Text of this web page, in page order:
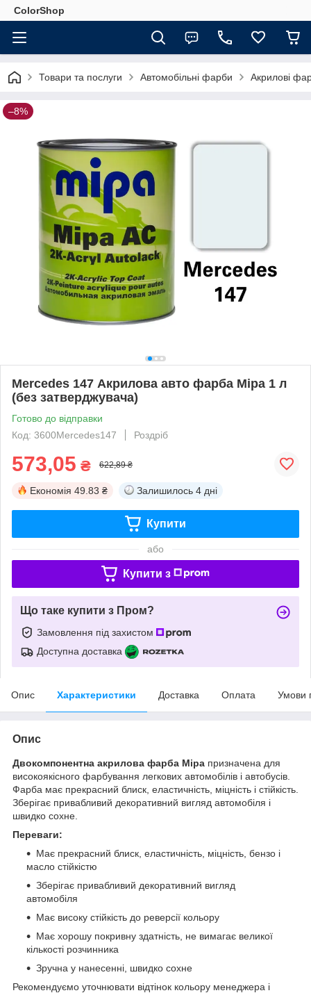
ColorShop
Товари та послуги Автомобільні фарби Акрилові
–8%
Mercedes 147 Акрилова авто фарба Mipa 1 л
(без затверджувача)
Готово до відправки
Код: 3600Mercedes147
Роздріб
573,05 ₴ 622,89 ₴
Економія 49.83 ₴ Залишилось 4 дні
Купити
або
Купити з
Що таке купити з Пром?
Замовлення під захистом
Доступна доставка
Опис Характеристики Доставка Оплата Умови
Опис
Двокомпонентна акрилова фарба Mipa призначена для
високоякісного фарбування легкових автомобілів і автобусів.
Фарба має прекрасний блиск, еластичність, міцність і стійкість.
Зберігає привабливий декоративний вигляд автомобіля і
швидко сохне.
Переваги:
Має прекрасний блиск, еластичність, міцність, бензо і
масло стійкістю
Зберігає привабливий декоративний вигляд
автомобіля
Має високу стійкість до реверсії кольору
Має хорошу покривну здатність, не вимагає великої
кількості розчинника
Зручна у нанесенні, швидко сохне
Рекомендуємо уточнювати відтінок кольору менеджера і